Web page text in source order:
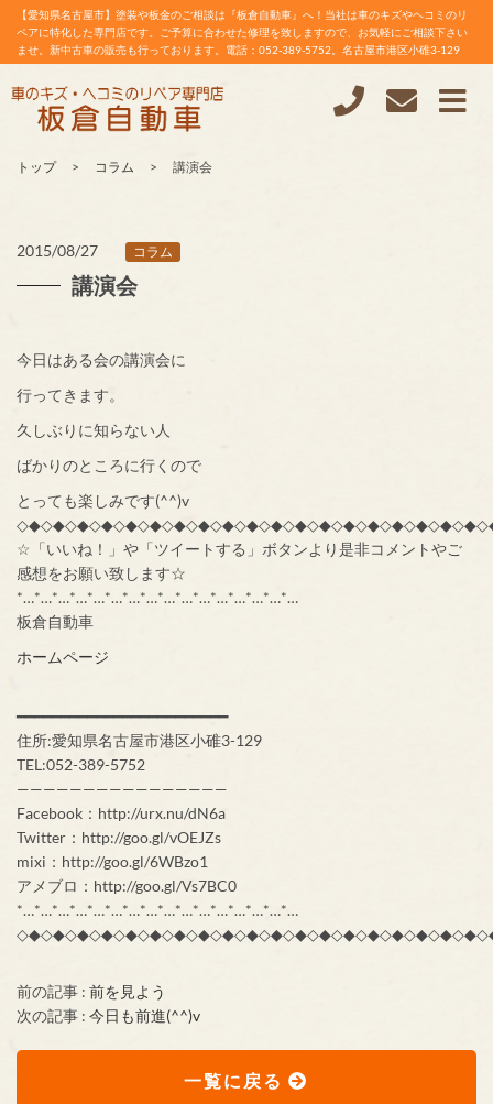
【愛知県名古屋市】塗装や板金のご相談は『板倉自動車』へ！当社は車のキズやヘコミのリ
ペアに特化した専門店です。ご予算に合わせた修理を致しますので、お気軽にご相談下さい
ませ。新中古車の販売も行っております。電話：052-389-5752。名古屋市港区小碓3-129
トップ コラム 講演会
2015/08/27 コラム
講演会
今日はある会の講演会に
行ってきます。
久しぶりに知らない人
ばかりのところに行くので
とっても楽しみです(^^)v
☆「いいね！」や「ツイートする」ボタンより是非コメントやご
感想をお願い致します☆
*…*…*…*…*…*…*…*…*…*…*…*…*…*…*…*…
板倉自動車
ホームページ
━━━━━━━━━━━━━━━━━━━━━━━━
住所:愛知県名古屋市港区小碓3-129
TEL:052-389-5752
————————————————
Facebook：http://urx.nu/dN6a
Twitter：http://goo.gl/vOEJZs
mixi：http://goo.gl/6WBzo1
アメブロ：http://goo.gl/Vs7BC0
*…*…*…*…*…*…*…*…*…*…*…*…*…*…*…*…
前の記事 : 前を見よう
次の記事 : 今日も前進(^^)v
一覧に戻る